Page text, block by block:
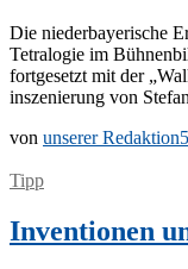
Die nie­der­baye­ri­sche
Tetralogie im
fort­ge­setzt mit der
in­sze­nie­rung von
von unserer Redaktion
Tipp
Inventionen